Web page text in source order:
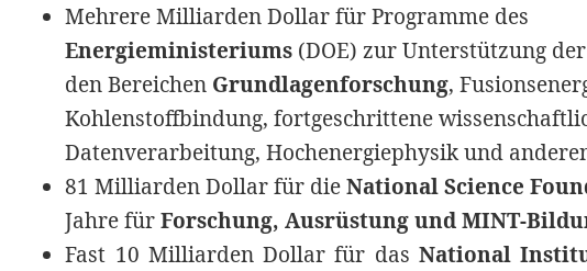
Mehrere Milliarden Dollar für Programme des
Energieministeriums (DOE) zur Unterstützung
den Bereichen Grundlagenforschung,
Kohlenstoffbindung, fortgeschrittene
Datenverarbeitung, Hochenergiephysik und
81 Milliarden Dollar für dieNational Science
Jahre fürForschung, Ausrüstung und MINT-
Fast 10 Milliarden Dollar für dasNational